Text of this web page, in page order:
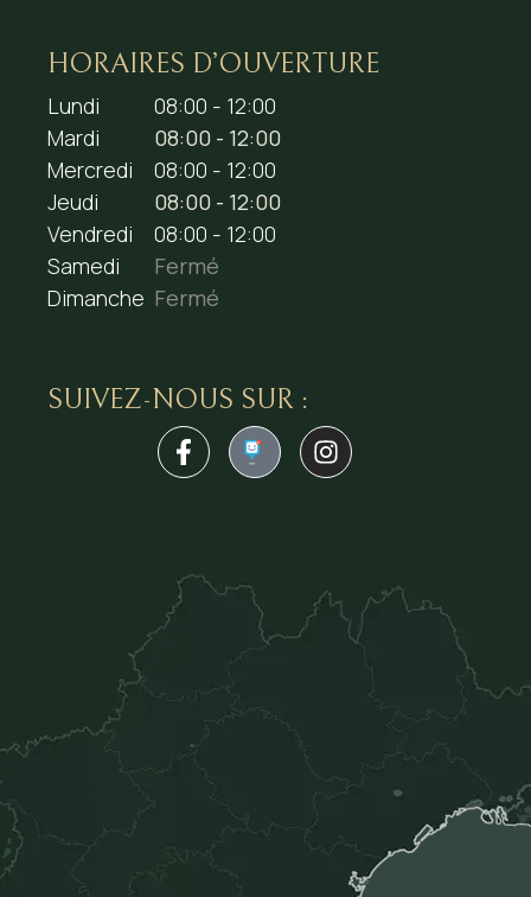
HORAIRES D’OUVERTURE
Lundi
08:00 - 12:00
Mardi
08:00 - 12:00
Mercredi
08:00 - 12:00
Jeudi
08:00 - 12:00
Vendredi
08:00 - 12:00
Samedi
Fermé
Dimanche Fermé
SUIVEZ-NOUS SUR :
1